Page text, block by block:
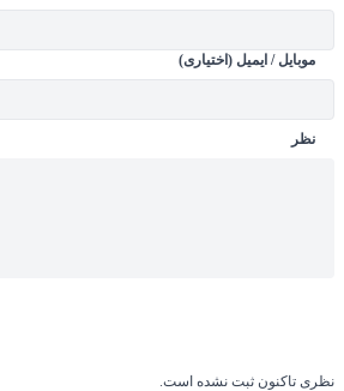
موبایل / ایمیل (اختیاری)
نظر
نظری تاکنون ثبت نشده است.